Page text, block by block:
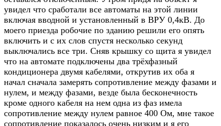
увидел что сработали все автоматы на этой линии
включая вводной и установленный в ВРУ 0,4кВ. До
моего приезда робочие по зданию решили его опять
включить и с их слов спустя несколько секунд
выключались все три. Сняв крышку со щита я увидел
что на автомате подключены два трёхфазный
кондиционера двумя кабелями, открутив их оба я
начал сначала замерять сопротивление между фазами и
нулем, и между фазами, везде была бесконечность
кроме одного кабеля на нем одна из фаз имела
сопротивление между нулем равное 400 Ом, мне такое
сопротивление показалось очень низким и я его